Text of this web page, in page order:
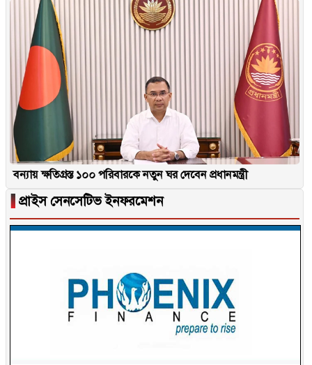
বন্যায় ক্ষতিগ্রস্ত ১০০ পরিবারকে নতুন ঘর দেবেন প্রধানমন্ত্রী
▐ প্রাইস সেনসেটিভ ইনফরমেশন